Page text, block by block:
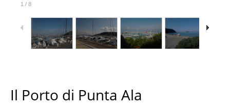
1 / 8
Il Porto di Punta Ala